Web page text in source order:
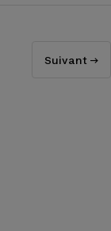
Suivant →